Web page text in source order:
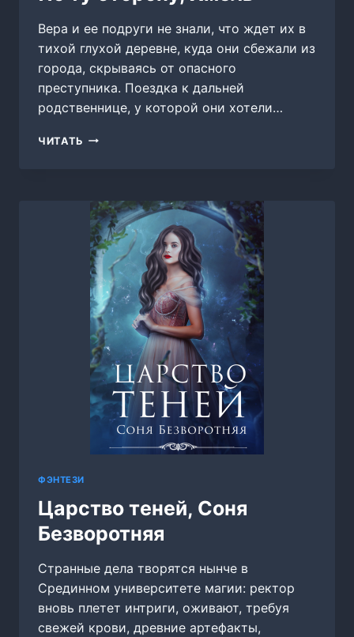
Вера и ее подруги не знали, что ждет их в
тихой глухой деревне, куда они сбежали из
города, скрываясь от опасного
преступника. Поездка к дальней
родственнице, у которой они хотели…
ЧИТАТЬ ПО
ФЭНТЕЗИ
Царство теней, Соня
Безворотняя
Странные дела творятся нынче в
Срединном университете магии: ректор
вновь плетет интриги, оживают, требуя
свежей крови, древние артефакты,